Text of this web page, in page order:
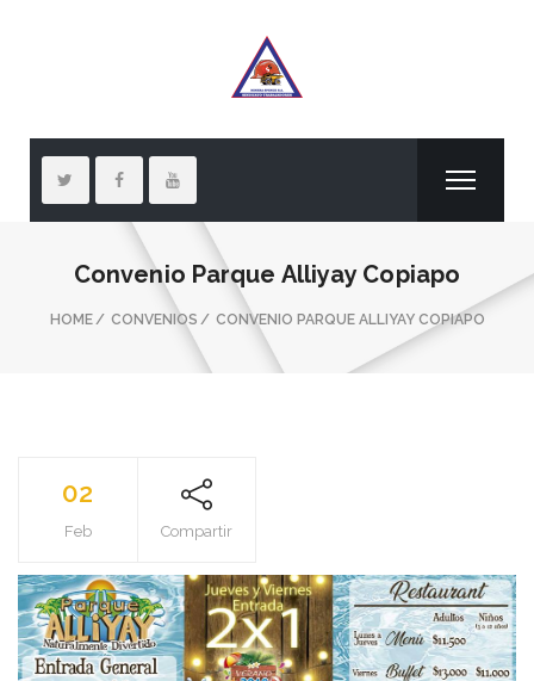
Convenio Parque Alliyay Copiapo
HOME CONVENIOS CONVENIO PARQUE ALLIYAY COPIAPO
02
Feb Compartir